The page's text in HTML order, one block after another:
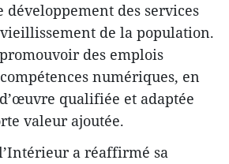
développement des services
de la population.
des emplois
numériques, en
qualifiée et adaptée
valeur ajoutée.
a réaffirmé sa